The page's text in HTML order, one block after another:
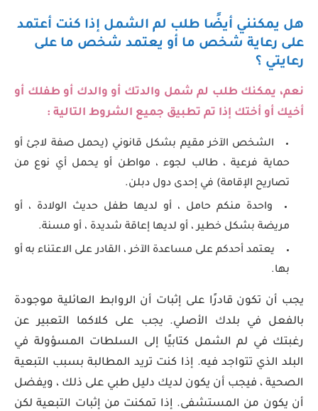
هل يمكنني أيضًا طلب لم الشمل إذا كنت أعتمد
على رعاية شخص ما أو يعتمد شخص ما على
رعايتي ؟
نعم، يمكنك طلب لم شمل والدتك أو والدك أو طفلك أو
أخيك أو أختك إذا تم تطبيق جميع الشروط التالية :
الشخص الآخر مقيم بشكل قانوني (يحمل صفة لاجئ أو
حماية فرعية ، طالب لجوء ، مواطن أو يحمل أي نوع من
تصاريح الإقامة) في إحدى دول دبلن.
واحدة منكم حامل ، أو لديها طفل حديث الولادة ، أو
مريضة بشكل خطير ، أو لديها إعاقة شديدة ، أو مسنة.
يعتمد أحدكم على مساعدة الآخر ، القادر على الاعتناء به أو
بها.
يجب أن تكون قادرًا على إثبات أن الروابط العائلية موجودة
بالفعل في بلدك الأصلي. يجب على كلاكما التعبير عن
رغبتك في لم الشمل كتابيًا إلى السلطات المسؤولة في
البلد الذي تتواجد فيه. إذا كنت تريد المطالبة بسبب التبعية
الصحية ، فيجب أن يكون لديك دليل طبي على ذلك ، ويفضل
أن يكون من المستشفى. إذا تمكنت من إثبات التبعية لكن